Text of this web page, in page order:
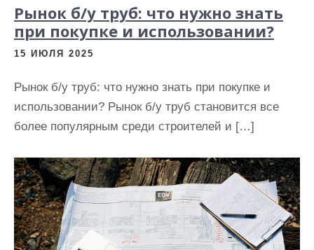
Рынок б/у труб: что нужно знать
при покупке и использовании?
15 ИЮЛЯ 2025
Рынок б/у труб: что нужно знать при покупке и
использовании? Рынок б/у труб становится все
более популярным среди строителей и […]